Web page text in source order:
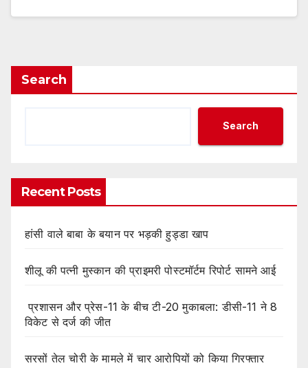
Search
Search
Recent Posts
हांसी वाले बाबा के बयान पर भड़की हुड्डा खाप
शीलू की पत्नी मुस्कान की प्राइमरी पोस्टमॉर्टम रिपोर्ट सामने आई
प्रशासन और प्रेस-11 के बीच टी-20 मुकाबला: डीसी-11 ने 8
विकेट से दर्ज की जीत
सरसों तेल चोरी के मामले में चार आरोपियों को किया गिरफ्तार